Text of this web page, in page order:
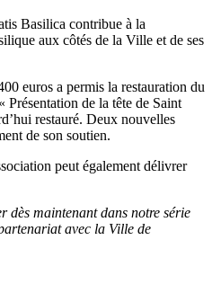
Basilica contribue à la
aux côtés de la Ville et de ses
euros a permis la restauration du
Présentation de la tête de Saint
restauré. Deux nouvelles
de son soutien.
peut également délivrer
dès maintenant dans notre série
avec la Ville de